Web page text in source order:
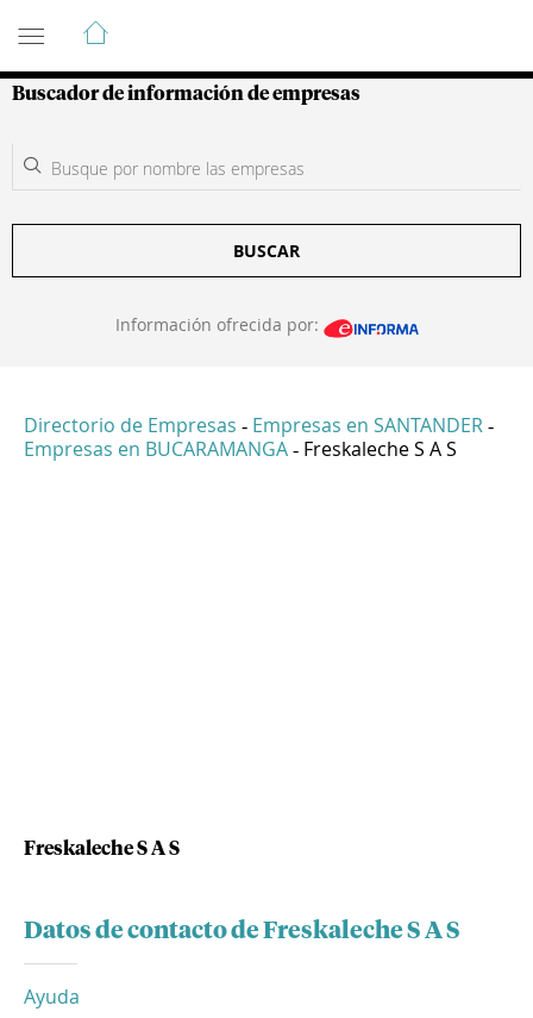
Guía de Empresas Colombianas
Buscador de información de empresas
BUSCAR
Información ofrecida por:
Directorio de Empresas - Empresas en SANTANDER -
Empresas en BUCARAMANGA - Freskaleche S A S
Freskaleche S A S
Datos de contacto de Freskaleche S A S
Ayuda